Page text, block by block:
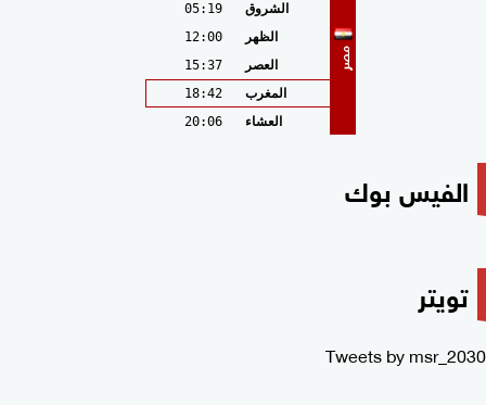
مصر
الشروق
05:19
الظهر
12:00
العصر
15:37
المغرب
18:42
العشاء
20:06
الفيس بوك
تويتر
Tweets by msr_2030